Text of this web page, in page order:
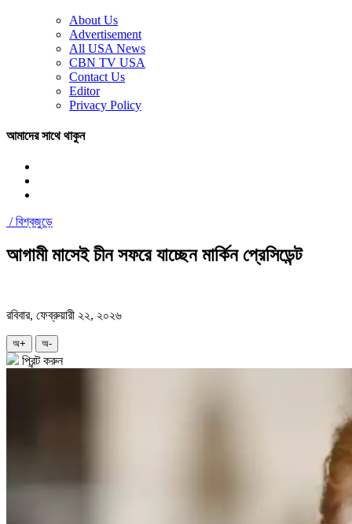
About Us
Advertisement
All USA News
CBN TV USA
Contact Us
Editor
Privacy Policy
আমাদের সাথে থাকুন
/বিশ্বজুড়ে
আগামী মাসেই চীন সফরে যাচ্ছেন মার্কিন প্রেসিডেন্ট
রবিবার, ফেব্রুয়ারী ২২, ২০২৬
অ+ অ-
প্রিন্ট করুন